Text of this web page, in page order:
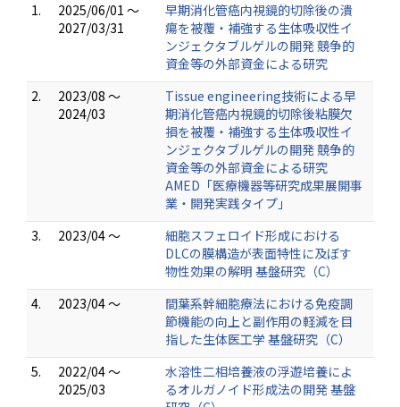
1.
2025/06/01 ～
2027/03/31
早期消化管癌内視鏡的切除後の潰
瘍を被覆・補強する生体吸収性イ
ンジェクタブルゲルの開発 競争的
資金等の外部資金による研究
2.
2023/08 ～
2024/03
Tissue engineering技術による早
期消化管癌内視鏡的切除後粘膜欠
損を被覆・補強する生体吸収性イ
ンジェクタブルゲルの開発 競争的
資金等の外部資金による研究
AMED「医療機器等研究成果展開事
業・開発実践タイプ」
3.
2023/04 ～
細胞スフェロイド形成における
DLCの膜構造が表面特性に及ぼす
物性効果の解明 基盤研究（C）
4.
2023/04 ～
間葉系幹細胞療法における免疫調
節機能の向上と副作用の軽減を目
指した生体医工学 基盤研究（C）
5.
2022/04 ～
2025/03
水溶性二相培養液の浮遊培養によ
るオルガノイド形成法の開発 基盤